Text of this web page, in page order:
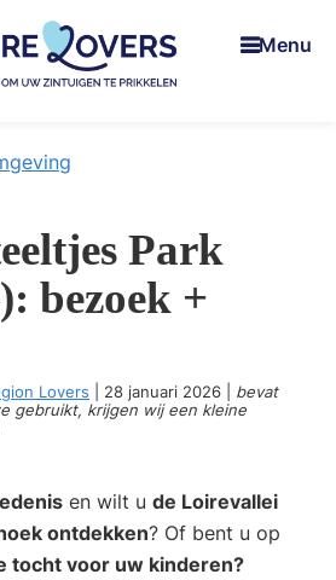
Menu
Park
bezoek +
Lovers 28 januari 2026
bevat
gebruikt, krijgen wij een kleine
en wilt u de Loirevallei
ontdekken? Of bent u op
tocht voor uw kinderen?